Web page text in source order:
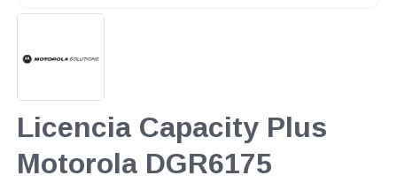
Licencia Capacity Plus
Motorola DGR6175